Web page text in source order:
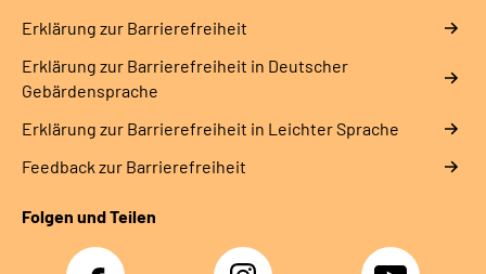
Erklärung zur Barrierefreiheit
Erklärung zur Barrierefreiheit in Deutscher
Gebärdensprache
Erklärung zur Barrierefreiheit in Leichter Sprache
Feedback zur Barrierefreiheit
Folgen und Teilen
Facebook Instagram YouTube